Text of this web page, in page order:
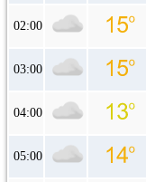
02:00
03:00
04:00
05:00